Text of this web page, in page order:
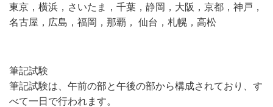
東京，横浜，さいたま，千葉，静岡，大阪，京都，神戸，
名古屋，広島，福岡，那覇， 仙台，札幌，高松
筆記試験
筆記試験は、午前の部と午後の部から構成されており、す
べて一日で行われます。